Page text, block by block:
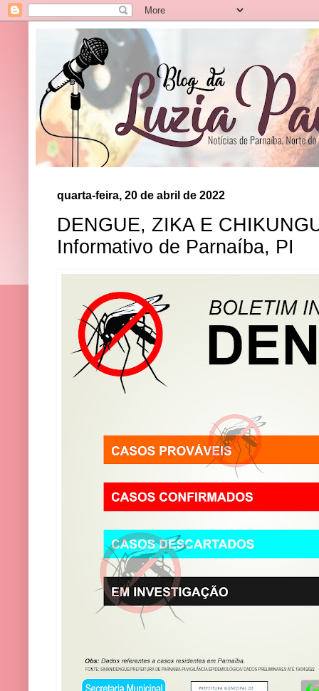
quarta-feira, 20 de abril de 2022
DENGUE, ZIKA E
Informativo de Parnaíba, PI